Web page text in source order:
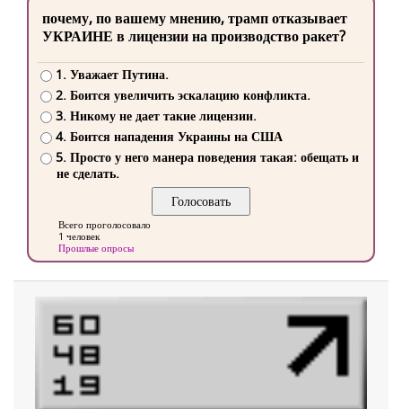
почему, по вашему мнению, трамп отказывает
УКРАИНЕ в лицензии на производство ракет?
1. Уважает Путина.
2. Боится увеличить эскалацию конфликта.
3. Никому не дает такие лицензии.
4. Боится нападения Украины на США
5. Просто у него манера поведения такая: обещать и
не сделать.
Всего проголосовало
1 человек
Прошлые опросы